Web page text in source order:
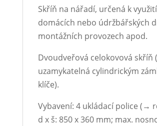
Skříň na nářadí, určená k
domácích nebo údržbářských
montážních provozech apod.
Dvoudveřová celokovová skříň
uzamykatelná cylindrickým
klíče).
Vybavení: 4 ukládací police (→
d x š: 850 x 360 mm; max.